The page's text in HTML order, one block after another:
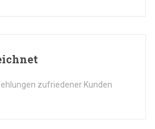
zufriedener Kunden